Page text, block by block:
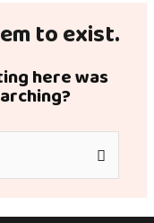
to exist.
here was